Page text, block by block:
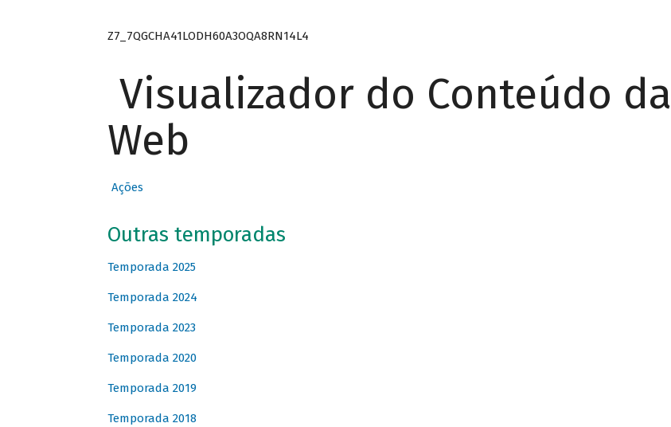
Z7_7QGCHA41LODH60A3OQA8RN14L4
Visualizador do Conteúdo da
Web
Ações
Outras temporadas
Temporada 2025
Temporada 2024
Temporada 2023
Temporada 2020
Temporada 2019
Temporada 2018